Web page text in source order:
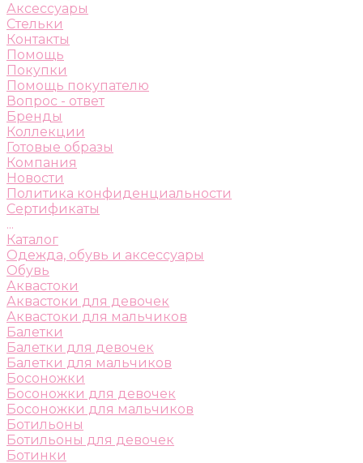
Аксессуары
Стельки
Контакты
Помощь
Покупки
Помощь покупателю
Вопрос - ответ
Бренды
Коллекции
Готовые образы
Компания
Новости
Политика конфиденциальности
Сертификаты
...
Каталог
Одежда, обувь и аксессуары
Обувь
Аквастоки
Аквастоки для девочек
Аквастоки для мальчиков
Балетки
Балетки для девочек
Балетки для мальчиков
Босоножки
Босоножки для девочек
Босоножки для мальчиков
Ботильоны
Ботильоны для девочек
Ботинки